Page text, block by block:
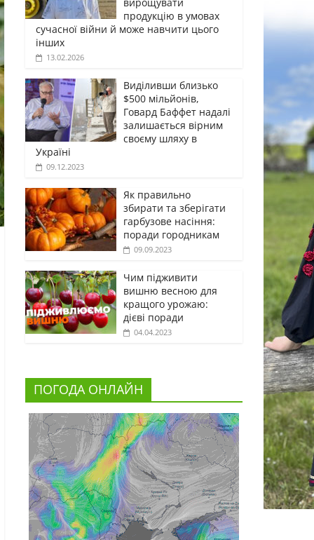
продукцію в умовах
сучасної війни й може навчити цього
інших
13.02.2026
Виділивши близько
$500 мільйонів,
Говард Баффет надалі
залишається вірним
своєму шляху в
Україні
09.12.2023
Як правильно
збирати та зберігати
гарбузове насіння:
поради городникам
09.09.2023
Чим підживити
вишню весною для
кращого урожаю:
дієві поради
04.04.2023
ПОГОДА ОНЛАЙН